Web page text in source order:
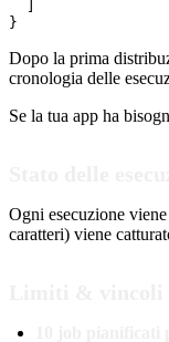
}
Dopo la prima
cronologia delle
Se la tua app ha
Ogni esecuzione
caratteri) viene